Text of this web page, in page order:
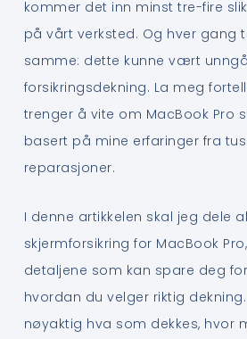
kommer det inn minst tre-fire
på vårt verksted. Og hver gang
samme: dette kunne vært
forsikringsdekning. La meg
trenger å vite om MacBook Pro
basert på mine erfaringer fra
reparasjoner.
I denne artikkelen skal jeg dele
skjermforsikring for MacBook
detaljene som kan spare deg
hvordan du velger riktig
nøyaktig hva som dekkes, hvor